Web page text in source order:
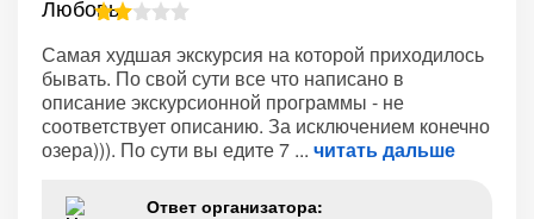
Самая худшая экскурсия на которой приходилось
бывать. По свой сути все что написано в
описание экскурсионной программы - не
соответствует описанию. За исключением конечно
озера))). По сути вы едите 7
читать дальше
Ответ организатора: